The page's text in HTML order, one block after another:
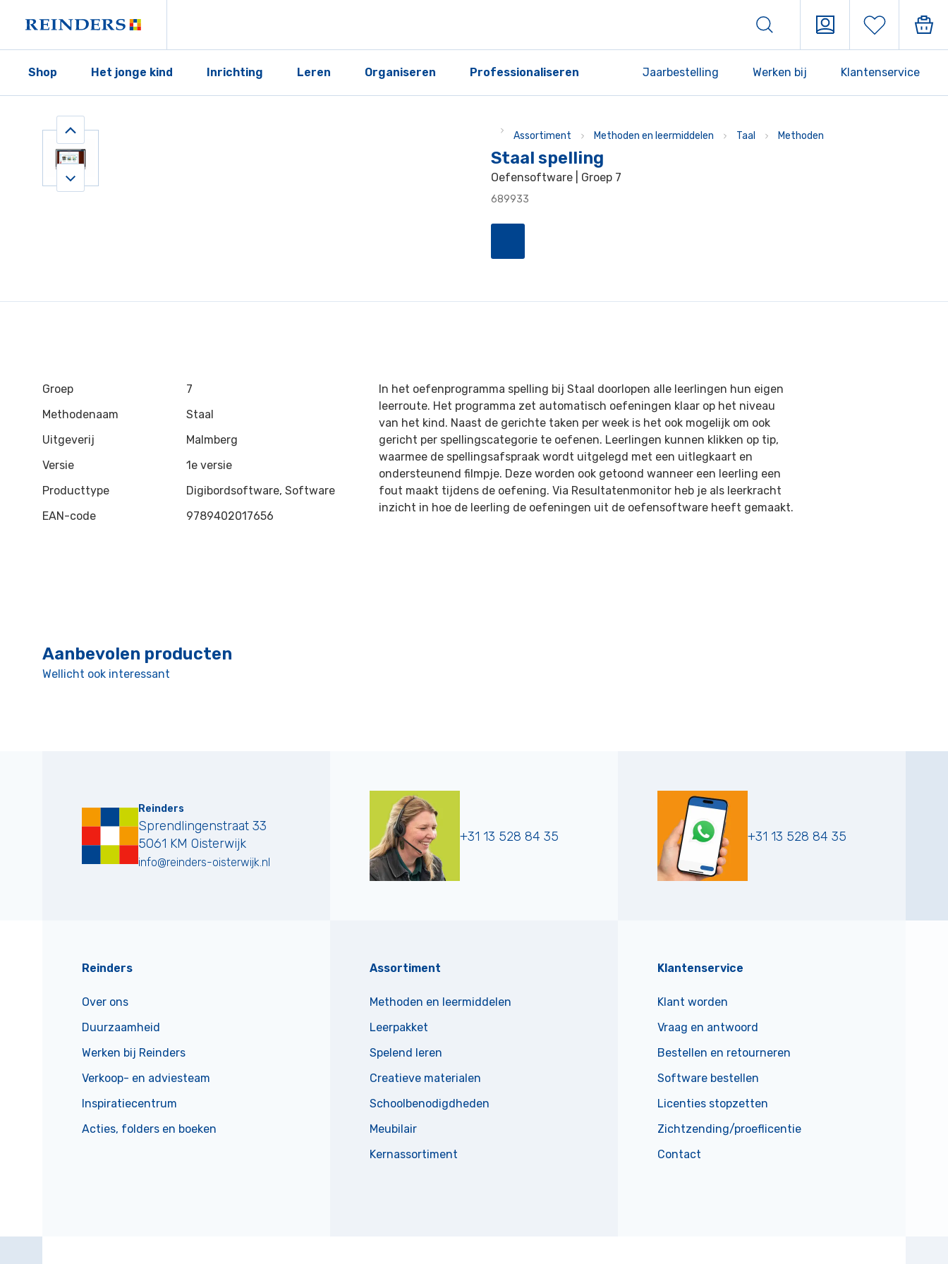
Shop Het jonge kind Inrichting Leren Organiseren Professionaliseren Jaarbestelling Werken bij Klantenservice
Assortiment Methoden en leermiddelen Taal Methoden
Staal spelling
Oefensoftware | Groep 7
689933
Groep
7
Methodenaam
Staal
Uitgeverij
Malmberg
Versie
1e versie
Producttype
Digibordsoftware, Software
EAN-code
9789402017656
In het oefenprogramma spelling bij Staal doorlopen alle leerlingen hun eigen
leerroute. Het programma zet automatisch oefeningen klaar op het niveau
van het kind. Naast de gerichte taken per week is het ook mogelijk om ook
gericht per spellingscategorie te oefenen. Leerlingen kunnen klikken op tip,
waarmee de spellingsafspraak wordt uitgelegd met een uitlegkaart en
ondersteunend filmpje. Deze worden ook getoond wanneer een leerling een
fout maakt tijdens de oefening. Via Resultatenmonitor heb je als leerkracht
inzicht in hoe de leerling de oefeningen uit de oefensoftware heeft gemaakt.
Aanbevolen producten
Wellicht ook interessant
Reinders
Sprendlingenstraat 33
5061 KM Oisterwijk
info@reinders-oisterwijk.nl
+31 13 528 84 35 +31 13 528 84 35
Reinders
Over ons
Duurzaamheid
Werken bij Reinders
Verkoop- en adviesteam
Inspiratiecentrum
Acties, folders en boeken
Assortiment
Methoden en leermiddelen
Leerpakket
Spelend leren
Creatieve materialen
Schoolbenodigdheden
Meubilair
Kernassortiment
Klantenservice
Klant worden
Vraag en antwoord
Bestellen en retourneren
Software bestellen
Licenties stopzetten
Zichtzending/proeflicentie
Contact